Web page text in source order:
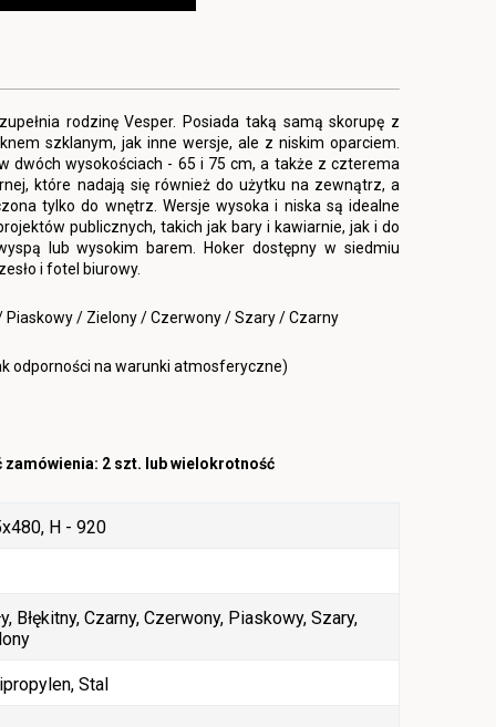
rodzinę Vesper. Posiada taką samą skorupę z
szklanym, jak inne wersje, ale z niskim oparciem.
dwóch wysokościach - 65 i 75 cm, a także z czterema
które nadają się również do użytku na zewnątrz, a
tylko do wnętrz. Wersje wysoka i niska są idealne
publicznych, takich jak bary i kawiarnie, jak i do
lub wysokim barem. Hoker dostępny w siedmiu
i fotel biurowy.
/ Piaskowy / Zielony / Czerwony / Szary / Czarny
odporności na warunki atmosferyczne)
2 szt. lub wielokrotność
H - 920
Błękitny, Czarny, Czerwony, Piaskowy, Szary,
Stal